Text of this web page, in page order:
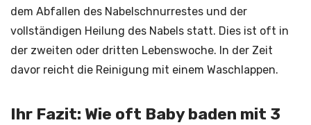
dem Abfallen des Nabelschnurrestes und der
vollständigen Heilung des Nabels statt. Dies ist oft in
der zweiten oder dritten Lebenswoche. In der Zeit
davor reicht die Reinigung mit einem Waschlappen.
Ihr Fazit: Wie oft Baby baden mit 3